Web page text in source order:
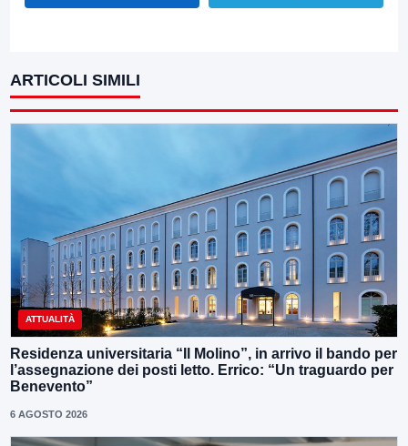
ARTICOLI SIMILI
ATTUALITÀ
Residenza universitaria “Il Molino”, in arrivo il bando per
l’assegnazione dei posti letto. Errico: “Un traguardo per
Benevento”
6 AGOSTO 2026